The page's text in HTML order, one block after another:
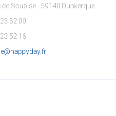
de Soubise - 59140 Dunkerque
52 00
52 16